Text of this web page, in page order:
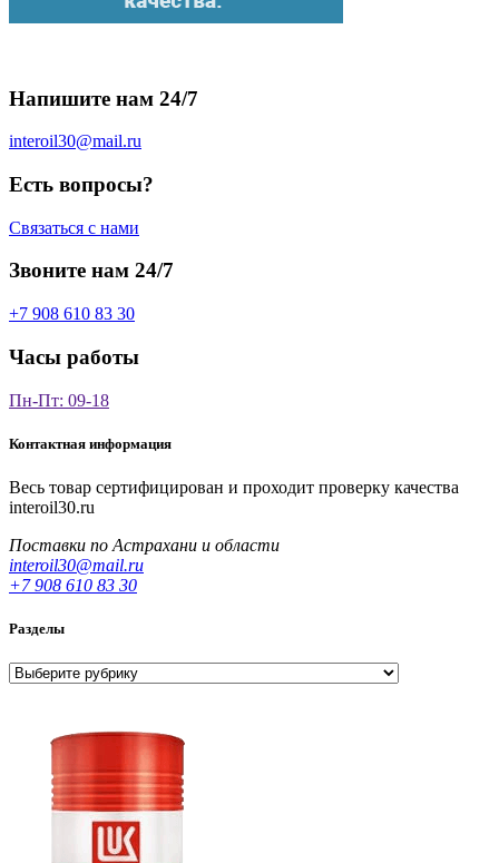
Напишите нам 24/7
interoil30@mail.ru
Есть вопросы?
Связаться с нами
Звоните нам 24/7
+7 908 610 83 30
Часы работы
Пн-Пт: 09-18
Контактная информация
Весь товар сертифицирован и проходит проверку качества
interoil30.ru
Поставки по Астрахани и области
interoil30@mail.ru
+7 908 610 83 30
Разделы
Разделы